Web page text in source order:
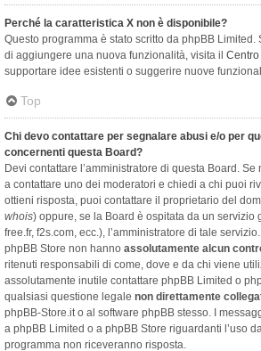
Perché la caratteristica X non è disponibile?
Questo programma è stato scritto da phpBB
di aggiungere una nuova funzionalità, visita il
supportare idee esistenti o suggerire nuove
Top
Chi devo contattare per segnalare abusi e/o per
concernenti questa Board?
Devi contattare l’amministratore di questa Board.
a contattare uno dei moderatori e chiedi a chi puoi
ottieni risposta, puoi contattare il proprietario del
whois) oppure, se la Board è ospitata da un servizio
free.fr, f2s.com, ecc.), l’amministratore di tale
phpBB Store non hanno assolutamente alcun
ritenuti responsabili di come, dove e da chi viene
assolutamente inutile contattare phpBB Limited o
qualsiasi questione legale non direttamente
phpBB-Store.it o al software phpBB stesso. I
a phpBB Limited o a phpBB Store riguardanti l’uso
programma non riceveranno risposta.